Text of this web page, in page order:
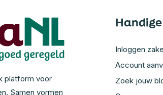
platform voor
Samen vormen
Inloggen
Account
Zoek jouw